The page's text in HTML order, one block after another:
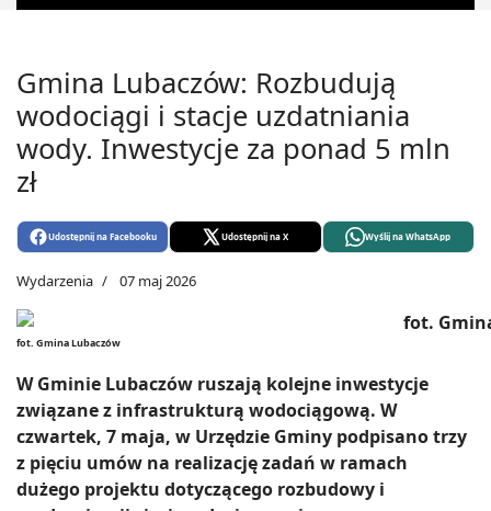
Gmina Lubaczów: Rozbudują
wodociągi i stacje uzdatniania
wody. Inwestycje za ponad 5 mln
zł
Udostępnij na Facebooku Udostępnij na X Wyślij na WhatsApp
Wydarzenia 07 maj 2026
fot. Gmina Lubaczów
W Gminie Lubaczów ruszają kolejne inwestycje
związane z infrastrukturą wodociągową. W
czwartek, 7 maja, w Urzędzie Gminy podpisano trzy
z pięciu umów na realizację zadań w ramach
dużego projektu dotyczącego rozbudowy i